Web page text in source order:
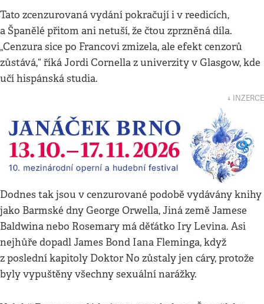
Tato zcenzurovaná vydání pokračují i v reedicích,
a Španělé přitom ani netuší, že čtou zprzněná díla.
„Cenzura sice po Francovi zmizela, ale efekt cenzorů
zůstává,“ říká Jordi Cornella z univerzity v Glasgow, kde
učí hispánská studia.
↓ INZERCE
Dodnes tak jsou v cenzurované podobě vydávány knihy
jako Barmské dny George Orwella, Jiná země Jamese
Baldwina nebo Rosemary má děťátko Iry Levina. Asi
nejhůře dopadl James Bond Iana Fleminga, když
z poslední kapitoly Doktor No zůstaly jen cáry, protože
byly vypuštěny všechny sexuální narážky.